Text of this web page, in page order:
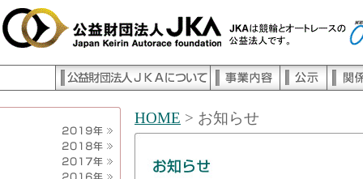
HOME > お知らせ